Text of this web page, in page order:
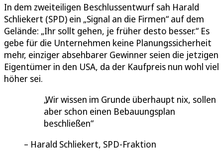
In dem zweiteiligen Beschlussentwurf sah Harald
Schliekert (SPD) ein „Signal an die Firmen“ auf dem
Gelände: „Ihr sollt gehen, je früher desto besser.“ Es
gebe für die Unternehmen keine Planungssicherheit
mehr, einziger absehbarer Gewinner seien die jetzigen
Eigentümer in den USA, da der Kaufpreis nun wohl viel
höher sei.
Wir wissen im Grunde überhaupt nix, sollen
aber schon einen Bebauungsplan
beschließen
Harald Schliekert, SPD-Fraktion